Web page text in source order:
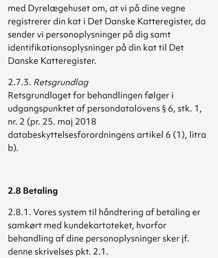
med Dyrelægehuset om, at vi på dine vegne
registrerer din kat i Det Danske Katteregister, da
sender vi personoplysninger på dig samt
identifikationsoplysninger på din kat til Det
Danske Katteregister.
2.7.3. Retsgrundlag
Retsgrundlaget for behandlingen følger i
udgangspunktet af persondatalovens § 6, stk. 1,
nr. 2 (pr. 25. maj 2018
databeskyttelsesforordningens artikel 6 (1), litra
b).
2.8 Betaling
2.8.1. Vores system til håndtering af betaling er
samkørt med kundekartoteket, hvorfor
behandling af dine personoplysninger sker jf.
denne skrivelses pkt. 2.1.